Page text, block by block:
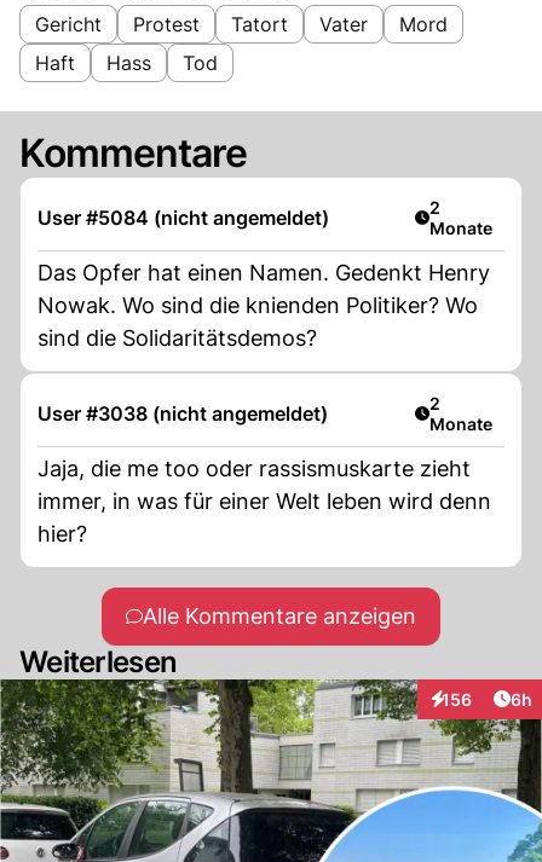
Gericht Protest Tatort Vater
Mord
Haft
Hass Tod
Kommentare
User #5084 (nicht angemeldet) Artikel
2
Monate
Das Opfer hat einen Namen. Gedenkt Henry
Nowak. Wo sind die knienden Politiker? Wo
sind die Solidaritätsdemos?
User #3038 (nicht angemeldet) Artikel
2
Monate
Jaja, die me too oder rassismuskarte zieht
immer, in was für einer Welt leben wird denn
hier?
Alle Kommentare anzeigen
Weiterlesen
156
Interaktionen
6h